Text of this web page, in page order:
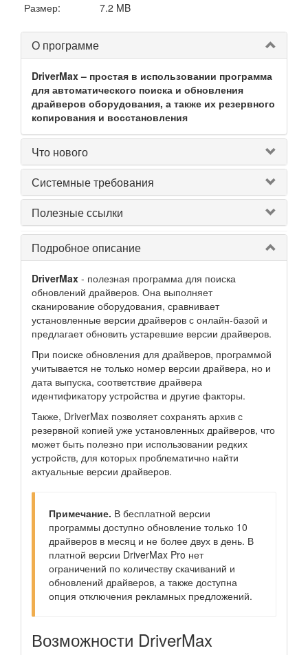
Размер:
7.2 MB
О программе
DriverMax – простая в использовании программа
для автоматического поиска и обновления
драйверов оборудования, а также их резервного
копирования и восстановления
Что нового
Системные требования
Полезные ссылки
Подробное описание
DriverMax - полезная программа для поиска
обновлений драйверов. Она выполняет
сканирование оборудования, сравнивает
установленные версии драйверов с онлайн-базой и
предлагает обновить устаревшие версии драйверов.
При поиске обновления для драйверов, программой
учитывается не только номер версии драйвера, но и
дата выпуска, соответствие драйвера
идентификатору устройства и другие факторы.
Также, DriverMax позволяет сохранять архив с
резервной копией уже установленных драйверов, что
может быть полезно при использовании редких
устройств, для которых проблематично найти
актуальные версии драйверов.
Примечание. В бесплатной версии
программы доступно обновление только 10
драйверов в месяц и не более двух в день. В
платной версии DriverMax Pro нет
ограничений по количеству скачиваний и
обновлений драйверов, а также доступна
опция отключения рекламных предложений.
Возможности DriverMax